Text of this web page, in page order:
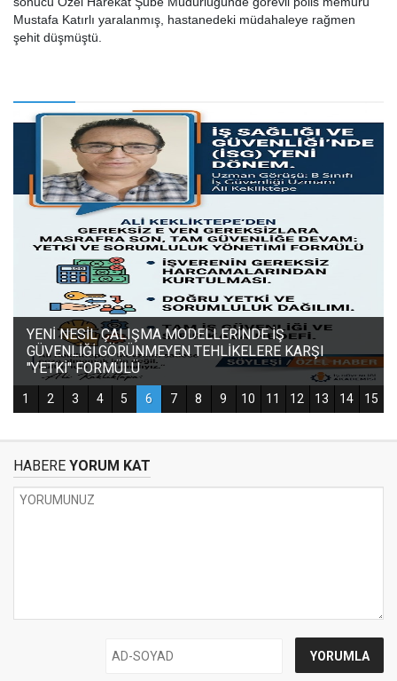
Mustafa Katırlı yaralanmış, hastanedeki müdahaleye rağmen
şehit düşmüştü.
HABERE YORUM KAT